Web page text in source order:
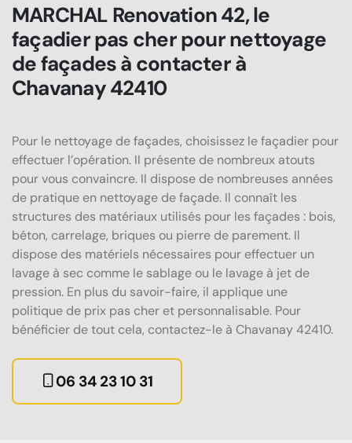
MARCHAL Renovation 42, le
façadier pas cher pour nettoyage
de façades à contacter à
Chavanay 42410
Pour le nettoyage de façades, choisissez le façadier pour
effectuer l’opération. Il présente de nombreux atouts
pour vous convaincre. Il dispose de nombreuses années
de pratique en nettoyage de façade. Il connaît les
structures des matériaux utilisés pour les façades : bois,
béton, carrelage, briques ou pierre de parement. Il
dispose des matériels nécessaires pour effectuer un
lavage à sec comme le sablage ou le lavage à jet de
pression. En plus du savoir-faire, il applique une
politique de prix pas cher et personnalisable. Pour
bénéficier de tout cela, contactez-le à Chavanay 42410.
06 34 23 10 31